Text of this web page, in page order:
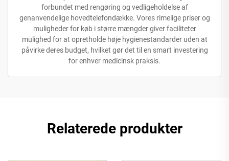
forbundet med rengøring og vedligeholdelse af
genanvendelige hovedtelefondække. Vores rimelige priser og
muligheder for køb i større mængder giver faciliteter
mulighed for at opretholde høje hygienestandarder uden at
påvirke deres budget, hvilket gør det til en smart investering
for enhver medicinsk praksis.
Relaterede produkter